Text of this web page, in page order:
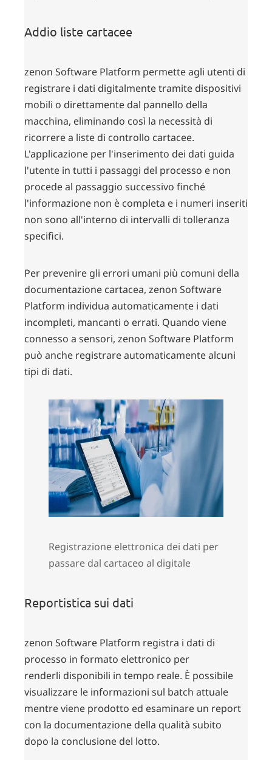
Addio liste cartacee
zenon Software Platform permette agli utenti di
registrare i dati digitalmente tramite dispositivi
mobili o direttamente dal pannello della
macchina, eliminando così la necessità di
ricorrere a liste di controllo cartacee.
L'applicazione per l'inserimento dei dati guida
l'utente in tutti i passaggi del processo e non
procede al passaggio successivo finché
l'informazione non è completa e i numeri inseriti
non sono all'interno di intervalli di tolleranza
specifici.
Per prevenire gli errori umani più comuni della
documentazione cartacea, zenon Software
Platform individua automaticamente i dati
incompleti, mancanti o errati. Quando viene
connesso a sensori, zenon Software Platform
può anche registrare automaticamente alcuni
tipi di dati.
Registrazione elettronica dei dati per
passare dal cartaceo al digitale
Reportistica sui dati
zenon Software Platform registra i dati di
processo in formato elettronico per
renderli disponibili in tempo reale. È possibile
visualizzare le informazioni sul batch attuale
mentre viene prodotto ed esaminare un report
con la documentazione della qualità subito
dopo la conclusione del lotto.